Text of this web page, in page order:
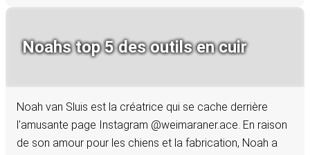
Noahs top 5 des outils en cuir
Noah van Sluis est la créatrice qui se cache derrière
l'amusante page Instagram @weimaraner.ace. En raison
de son amour pour les chiens et la fabrication, Noah a